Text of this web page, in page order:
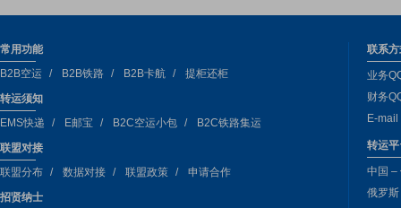
常用功能
B2B空运
B2B铁路 B2B卡航
提柜还柜
转运须知
EMS快递
E邮宝 B2C空运小包
B2C铁路集运
联盟对接
联盟分布
数据对接 联盟政策
申请合作
招贤纳士
联系
业务
财务
E-
转运
中国 –
俄罗